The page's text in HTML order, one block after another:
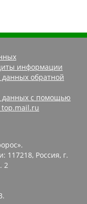
информации
данных обратной
данных с помощью
top.mail.ru
117218, Россия, г.
2